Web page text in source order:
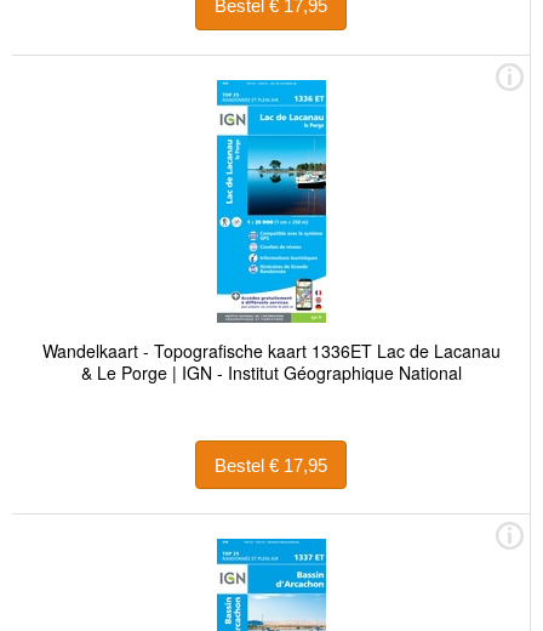
Bestel € 17,95
Wandelkaart - Topografische kaart 1336ET Lac de Lacanau
& Le Porge | IGN - Institut Géographique National
Bestel € 17,95